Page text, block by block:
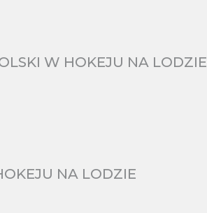
W HOKEJU NA LODZIE
NA LODZIE